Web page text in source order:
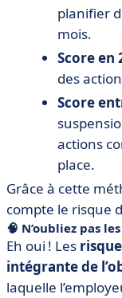
planifier
mois.
Score en
des
Score
actions
place.
Grâce à cette
compte le risque
🧠 N’oubliez pas
Eh oui ! Les
intégrante de
laquelle